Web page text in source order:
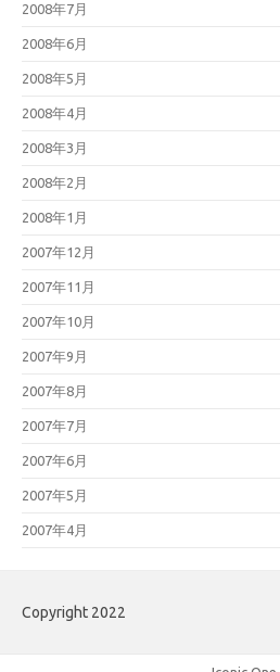
2008年7月
2008年6月
2008年5月
2008年4月
2008年3月
2008年2月
2008年1月
2007年12月
2007年11月
2007年10月
2007年9月
2007年8月
2007年7月
2007年6月
2007年5月
2007年4月
Copyright 2022